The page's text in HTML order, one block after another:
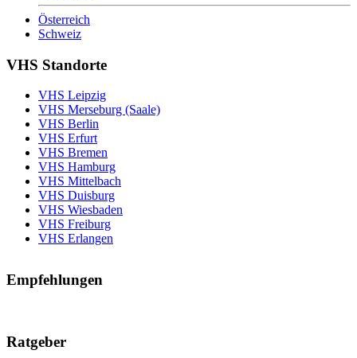
Österreich
Schweiz
VHS Standorte
VHS Leipzig
VHS Merseburg (Saale)
VHS Berlin
VHS Erfurt
VHS Bremen
VHS Hamburg
VHS Mittelbach
VHS Duisburg
VHS Wiesbaden
VHS Freiburg
VHS Erlangen
Empfehlungen
Ratgeber